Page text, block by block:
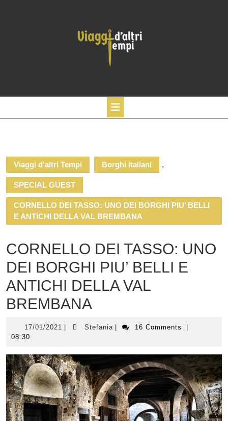
Viaggi d'altri Tempi Borghi italiani ,
SPECIAL GUEST
CORNELLO DEI TASSO: UNO DEI BORGHI PIU’ BELLI
E ANTICHI DELLA VAL BREMBANA
CORNELLO DEI TASSO: UNO
DEI BORGHI PIU’ BELLI E
ANTICHI DELLA VAL
BREMBANA
17/01/2021 17/01/2021StefaniaStefania16 Comments
08:30